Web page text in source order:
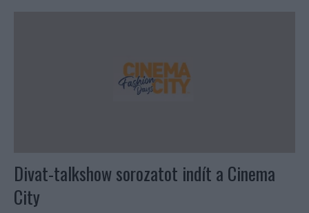
Divat-talkshow sorozatot indít a Cinema
City